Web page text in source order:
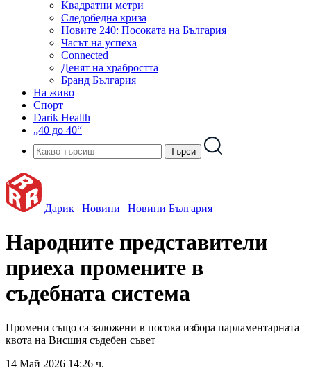
Квадратни метри
Следобедна криза
Новите 240: Посоката на България
Часът на успеха
Connected
Денят на храбростта
Бранд България
На живо
Спорт
Darik Health
„40 до 40“
Дарик | Новини | Новини България
Народните представители
приеха промените в
съдебната система
Промени също са заложени в посока избора парламентарната
квота на Висшия съдебен съвет
14 Май 2026 14:26 ч.